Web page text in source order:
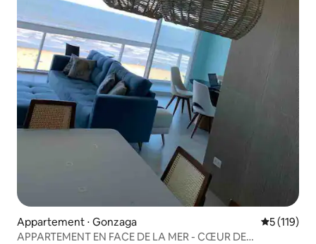
Appartement ⋅ Gonzaga Évaluation
5 (119)
APPARTEMENT EN FACE DE LA MER - CŒUR DE